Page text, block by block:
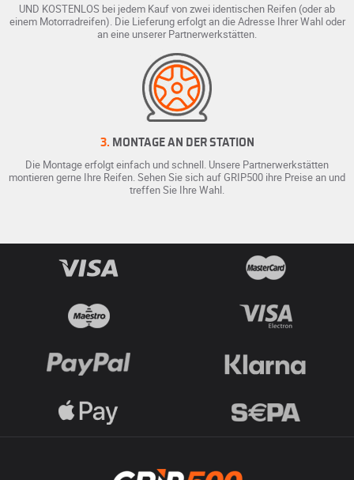
UND KOSTENLOS bei jedem Kauf von zwei identischen Reifen (oder ab
einem Motorradreifen). Die Lieferung erfolgt an die Adresse Ihrer Wahl oder
an eine unserer Partnerwerkstätten.
3. MONTAGE AN DER STATION
Die Montage erfolgt einfach und schnell. Unsere Partnerwerkstätten
montieren gerne Ihre Reifen. Sehen Sie sich auf GRIP500 ihre Preise an und
treffen Sie Ihre Wahl.